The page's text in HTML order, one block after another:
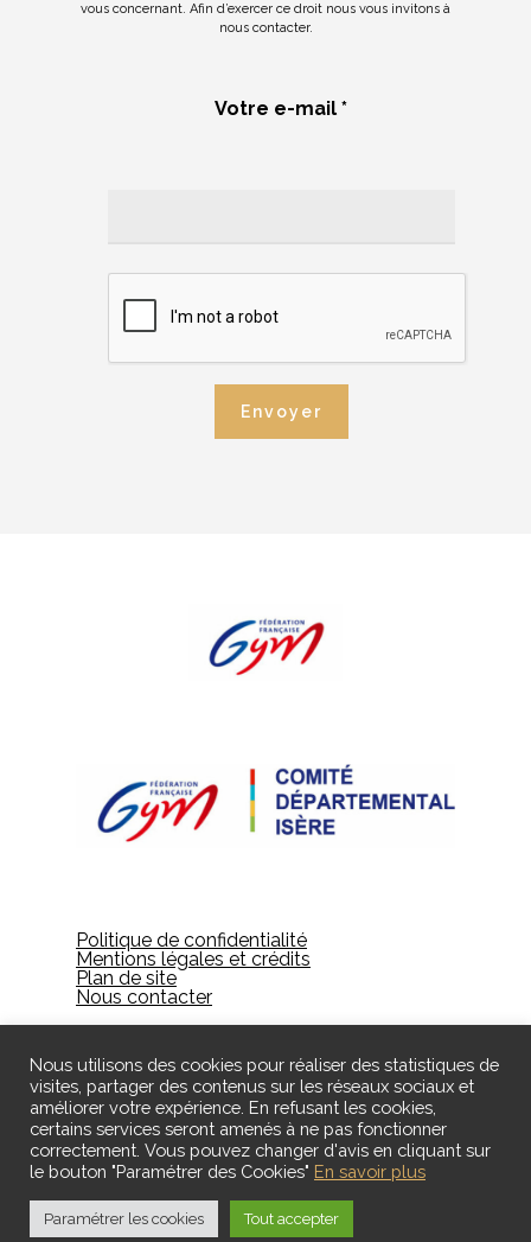
vous concernant. Afin d’exercer ce droit nous vous invitons à
nous contacter.
Votre e-mail *
Politique de confidentialité
Mentions légales et crédits
Plan de site
Nous contacter
© 2024 Gières Gymnastique - Designed by ID
Création
Nous utilisons des cookies pour réaliser des statistiques de
visites, partager des contenus sur les réseaux sociaux et
améliorer votre expérience. En refusant les cookies,
certains services seront amenés à ne pas fonctionner
correctement. Vous pouvez changer d'avis en cliquant sur
le bouton "Paramétrer des Cookies" En savoir plus
Paramétrer les cookies Tout accepter